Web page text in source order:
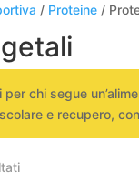
/ Proteine /
per chi segue
e recupero,